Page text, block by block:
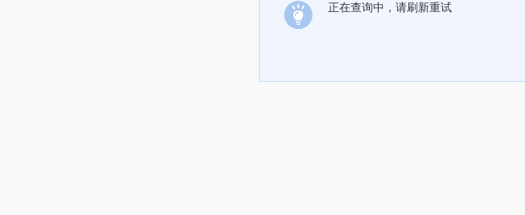
正在查询中，请刷新重试